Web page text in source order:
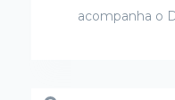
acompanha o